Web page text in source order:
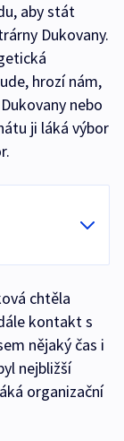
aby stát
Dukovany.
hrozí nám,
nebo
ji láká výbor
chtěla
kontakt s
nějaký čas i
nejbližší
organizační